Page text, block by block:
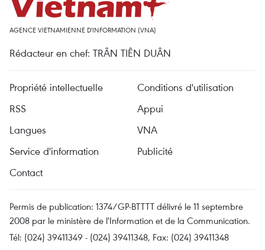
AGENCE VIETNAMIENNE D'INFORMATION (VNA)
Rédacteur en chef: TRÂN TIÊN DUÂN
Propriété intellectuelle
Conditions d'utilisation
RSS
Appui
Langues
VNA
Service d'information
Publicité
Contact
Permis de publication: 1374/GP-BTTTT délivré le 11 septembre
2008 par le ministère de l'Information et de la Communication.
Tél: (024) 39411349 - (024) 39411348, Fax: (024) 39411348